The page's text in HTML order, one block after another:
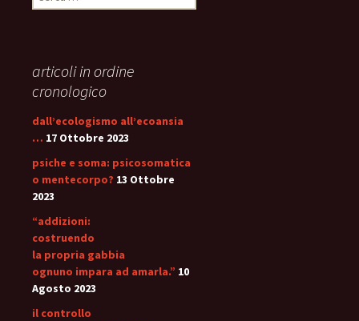
per:
articoli in ordine
cronologico
dall’ecologismo all’ecoansia
… 17 Ottobre 2023
psiche e soma: psicosomatica
o mentecorpo? 13 Ottobre
2023
“addizioni:
costruendo
la propria gabbia
ognuno impara ad amarla.” 10
Agosto 2023
il controllo